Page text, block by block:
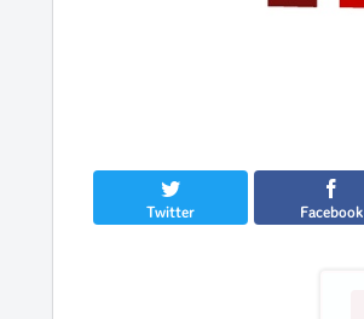
Twitter Facebook